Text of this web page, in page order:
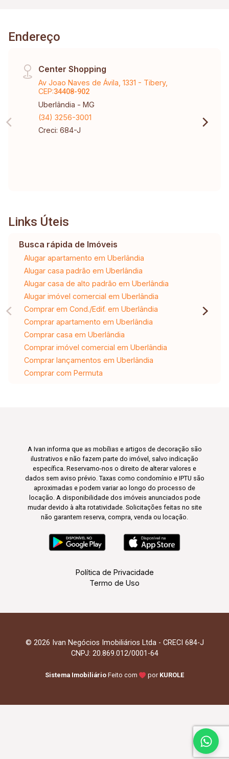
Endereço
Center Shopping
Av Joao Naves de Ávila, 1331 - Tibery,
CEP:34408-902
Uberlândia - MG
(34) 3256-3001
Creci: 684-J
Links Úteis
Busca rápida de Imóveis
Alugar apartamento em Uberlândia
Alugar casa padrão em Uberlândia
Alugar casa de alto padrão em Uberlândia
Alugar imóvel comercial em Uberlândia
Comprar em Cond./Edif. em Uberlândia
Comprar apartamento em Uberlândia
Comprar casa em Uberlândia
Comprar imóvel comercial em Uberlândia
Comprar lançamentos em Uberlândia
Comprar com Permuta
A Ivan informa que as mobílias e artigos de decoração são
ilustrativos e não fazem parte do imóvel, salvo indicação
específica. Reservamo-nos o direito de alterar valores e
dados sem aviso prévio. Taxas como condomínio e IPTU são
aproximadas e podem variar ao longo do processo de
locação. A disponibilidade dos imóveis anunciados pode
mudar devido à alta rotatividade. Solicitações feitas no site
não garantem reserva, compra, venda ou locação.
Política de Privacidade
Termo de Uso
© 2026 Ivan Negócios Imobiliários Ltda - CRECI 684-J
CNPJ: 20.869.012/0001-64
Sistema Imobiliário Feito com por KUROLE